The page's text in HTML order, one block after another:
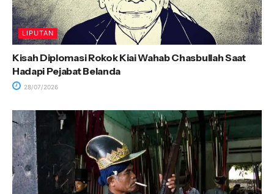
LIPUTAN
Kisah Diplomasi Rokok Kiai Wahab Chasbullah Saat
Hadapi Pejabat Belanda
28/07/2026